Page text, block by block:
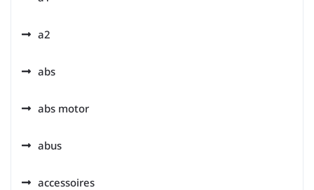
a2
abs
abs motor
abus
accessoires